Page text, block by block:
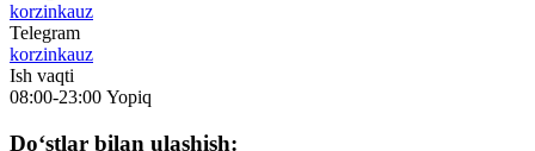
korzinkauz
Telegram
korzinkauz
Ish vaqti
08:00-23:00 Yopiq
Do‘stlar bilan ulashish: